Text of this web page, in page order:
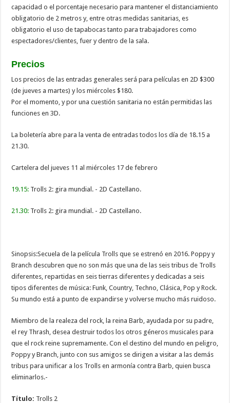
capacidad o el porcentaje necesario para mantener el distanciamiento
obligatorio de 2 metros y, entre otras medidas sanitarias, es
obligatorio el uso de tapabocas tanto para trabajadores como
espectadores/clientes, fuer y dentro de la sala.
Precios
Los precios de las entradas generales será para películas en 2D $300
(de jueves a martes) y los miércoles $180.
Por el momento, y por una cuestión sanitaria no están permitidas las
funciones en 3D.
La boletería abre para la venta de entradas todos los día de 18.15 a
21.30.
Cartelera del jueves 11 al miércoles 17 de febrero
19.15: Trolls 2: gira mundial. - 2D Castellano.
21.30: Trolls 2: gira mundial. - 2D Castellano.
Sinopsis:Secuela de la película Trolls que se estrenó en 2016. Poppy y
Branch descubren que no son más que una de las seis tribus de Trolls
diferentes, repartidas en seis tierras diferentes y dedicadas a seis
tipos diferentes de música: Funk, Country, Techno, Clásica, Pop y Rock.
Su mundo está a punto de expandirse y volverse mucho más ruidoso.
Miembro de la realeza del rock, la reina Barb, ayudada por su padre,
el rey Thrash, desea destruir todos los otros géneros musicales para
que el rock reine supremamente. Con el destino del mundo en peligro,
Poppy y Branch, junto con sus amigos se dirigen a visitar a las demás
tribus para unificar a los Trolls en armonía contra Barb, quien busca
eliminarlos.-
Título: Trolls 2